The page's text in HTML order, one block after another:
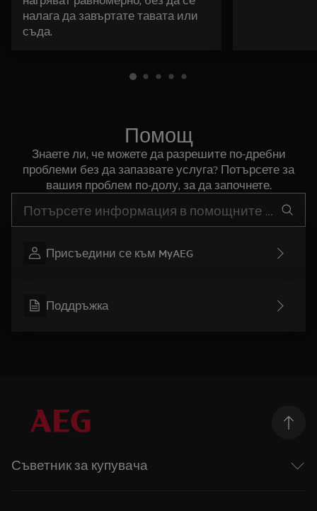
налага да завъртате тавата или
съда.
Помощ
Знаете ли, че можете да разрешите по-дребни
проблеми без да запазвате услуга? Потърсете за
вашия проблем по-долу, за да започнете.
Присъедини се към MyAEG
Поддръжка
Съветник за купувача